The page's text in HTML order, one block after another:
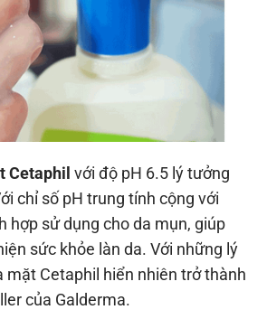
Cetaphil với độ pH 6.5 lý tưởng
chỉ số pH trung tính cộng với
hợp sử dụng cho da mụn, giúp
sức khỏe làn da. Với những lý
mặt Cetaphil hiển nhiên trở thành
của Galderma.